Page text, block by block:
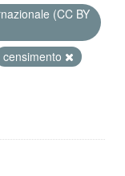
(CC BY
censimento